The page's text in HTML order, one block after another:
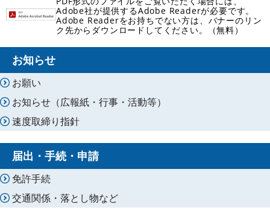
Adobe社が提供するAdobe Readerが必要です。
Adobe Readerをお持ちでない方は、バナーのリン
ク先からダウンロードしてください。（無料）
お知らせ
お願い
お知らせ（広報紙・行事・活動等）
速度取締り指針
届出・手続・申請
免許手続
交通関係・落とし物など